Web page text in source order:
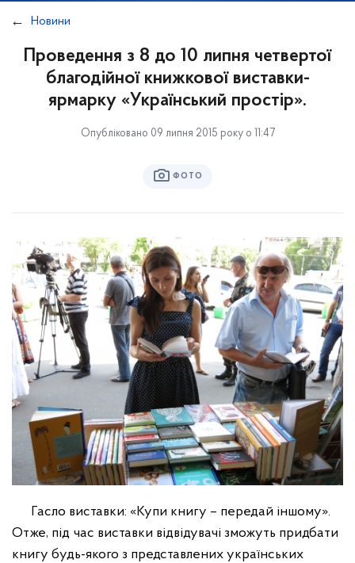
Новини
Проведення з 8 до 10 липня четвертої
благодійної книжкової виставки-
ярмарку «Український простір».
Опубліковано 09 липня 2015 року о 11:47
ФОТО
Гасло виставки: «Купи книгу – передай іншому».
Отже, під час виставки відвідувачі зможуть придбати
книгу будь-якого з представлених українських